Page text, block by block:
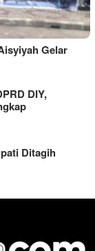
Gelar
DIY,
Ditagih